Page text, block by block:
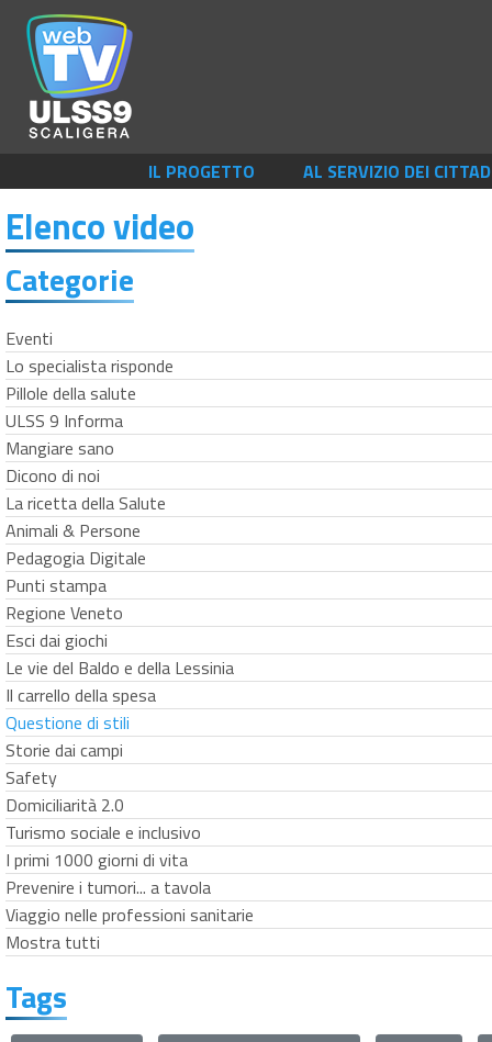
IL PROGETTO AL SERVIZIO DEI
Elenco video
Categorie
Eventi
Lo specialista risponde
Pillole della salute
ULSS 9 Informa
Mangiare sano
Dicono di noi
La ricetta della Salute
Animali & Persone
Pedagogia Digitale
Punti stampa
Regione Veneto
Esci dai giochi
Le vie del Baldo e della Lessinia
Il carrello della spesa
Questione di stili
Storie dai campi
Safety
Domiciliarità 2.0
Turismo sociale e inclusivo
I primi 1000 giorni di vita
Prevenire i tumori... a tavola
Viaggio nelle professioni sanitarie
Mostra tutti
Tags